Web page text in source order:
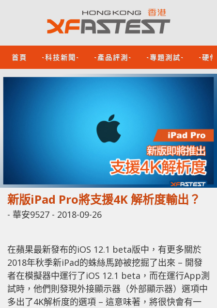
首頁 -科技新聞- -產品評測- -專題測試- -硬
新版iPad Pro將支援4K 解析度輸出？
- 華安9527 - 2018-09-26
在蘋果最新發布的iOS 12.1 beta版中，有更多關於
2018年秋季新iPad的蛛絲馬跡被挖掘了出來 – 開發
者在模擬器中運行了iOS 12.1 beta，而在運行App測
試時，他們則發現外接顯示器（外部顯示器）選項中
多出了4K解析度的選項 – 這意味著，將很快會有一